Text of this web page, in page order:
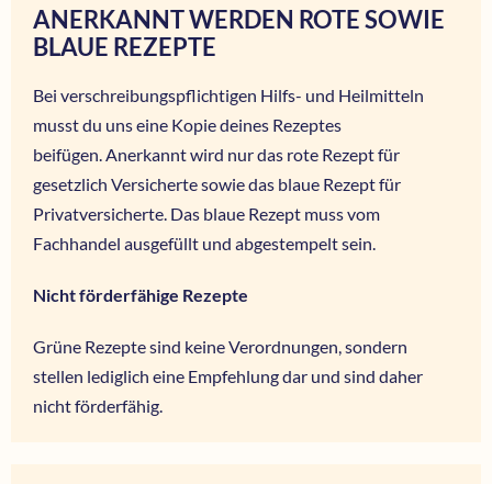
ANERKANNT WERDEN ROTE SOWIE
BLAUE REZEPTE
Bei verschreibungspflichtigen Hilfs- und Heilmitteln
musst du uns eine Kopie deines Rezeptes
beifügen. Anerkannt wird nur das rote Rezept für
gesetzlich Versicherte sowie das blaue Rezept für
Privatversicherte. Das blaue Rezept muss vom
Fachhandel ausgefüllt und abgestempelt sein.
Nicht förderfähige Rezepte
Grüne Rezepte sind keine Verordnungen, sondern
stellen lediglich eine Empfehlung dar und sind daher
nicht förderfähig.